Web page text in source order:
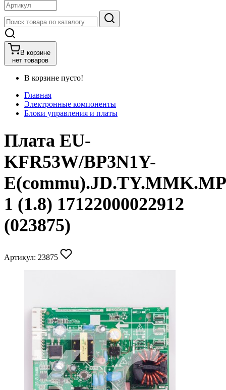
В корзине
нет товаров
В корзине пусто!
Главная
Электронные компоненты
Блоки управления и платы
Плата EU-
KFR53W/BP3N1Y-
1 (1.8) 17122000022912
(023875)
Артикул: 23875